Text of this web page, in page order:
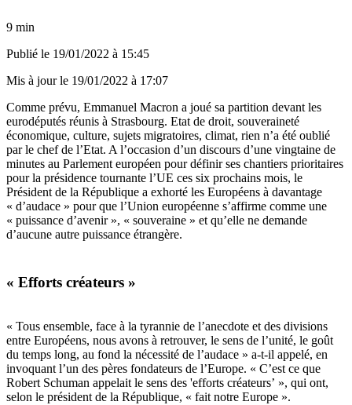
9 min
Publié le 19/01/2022 à 15:45
Mis à jour le 19/01/2022 à 17:07
Comme prévu, Emmanuel Macron a joué sa partition devant les
eurodéputés réunis à Strasbourg. Etat de droit, souveraineté
économique, culture, sujets migratoires, climat, rien n’a été oublié
par le chef de l’Etat. A l’occasion d’un discours d’une vingtaine de
minutes au Parlement européen pour définir ses chantiers prioritaires
pour la présidence tournante l’UE ces six prochains mois, le
Président de la République a exhorté les Européens à davantage
« d’audace » pour que l’Union européenne s’affirme comme une
« puissance d’avenir », « souveraine » et qu’elle ne demande
d’aucune autre puissance étrangère.
« Efforts créateurs »
« Tous ensemble, face à la tyrannie de l’anecdote et des divisions
entre Européens, nous avons à retrouver, le sens de l’unité, le goût
du temps long, au fond la nécessité de l’audace » a-t-il appelé, en
invoquant l’un des pères fondateurs de l’Europe. « C’est ce que
Robert Schuman appelait le sens des 'efforts créateurs’ », qui ont,
selon le président de la République, « fait notre Europe ».